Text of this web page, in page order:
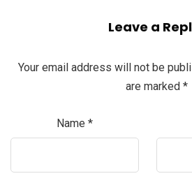
Leave a
Your email address will not be
are marked *
Name *